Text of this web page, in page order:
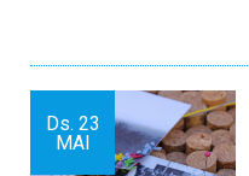
Ds. 23
MAI